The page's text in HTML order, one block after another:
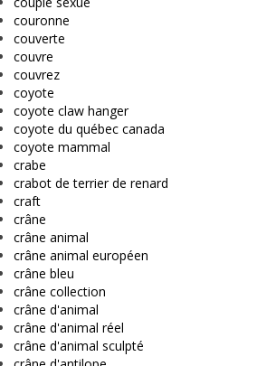
couronne
couverte
couvre
couvrez
coyote
coyote claw hanger
coyote du québec canada
coyote mammal
crabe
crabot de terrier de renard
craft
crâne
crâne animal
crâne animal européen
crâne bleu
crâne collection
crâne d'animal
crâne d'animal réel
crâne d'animal sculpté